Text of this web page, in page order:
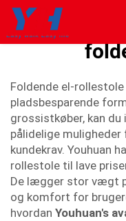
Foldende el-
pladsbesparende
grossistkøber, kan
pålidelige
kundekrav. Youhuan
rollestole til lave
De lægger stor vægt
og komfort for
hvordan Youhuan's